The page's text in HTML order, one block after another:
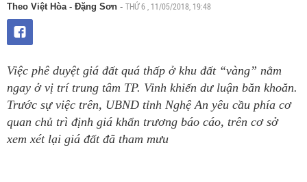
Theo Việt Hòa - Đặng Sơn - THỨ 6 , 11/05/2018, 19:48
Việc phê duyệt giá đất quá thấp ở khu đất “vàng” nằm
ngay ở vị trí trung tâm TP. Vinh khiến dư luận băn khoăn.
Trước sự việc trên, UBND tỉnh Nghệ An yêu cầu phía cơ
quan chủ trì định giá khẩn trương báo cáo, trên cơ sở
xem xét lại giá đất đã tham mưu